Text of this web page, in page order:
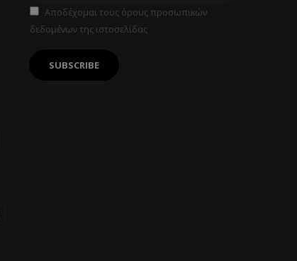
Αποδέχομαι τους όρους προσωπικών
δεδομένων της ιστοσελίδας